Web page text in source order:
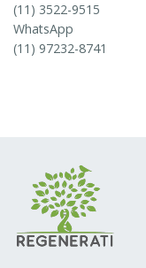
(11) 3522-9515
WhatsApp
(11) 97232-8741